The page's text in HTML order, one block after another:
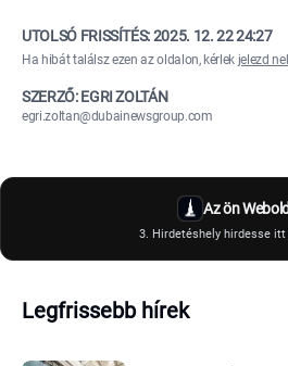
UTOLSÓ FRISSÍTÉS:2025. 12. 22 24:27
Ha hibát találsz ezen az oldalon, kérlek jelezd
SZERZŐ: EGRI ZOLTÁN
egri.zoltan@dubainewsgroup.com
Az ön
3. Hirdetéshely hirdesse
Legfrissebb hírek